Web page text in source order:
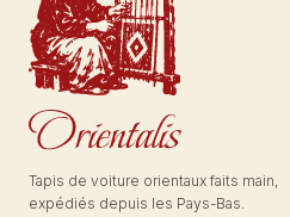
Tapis de voiture orientaux faits main,
expédiés depuis les Pays-Bas.